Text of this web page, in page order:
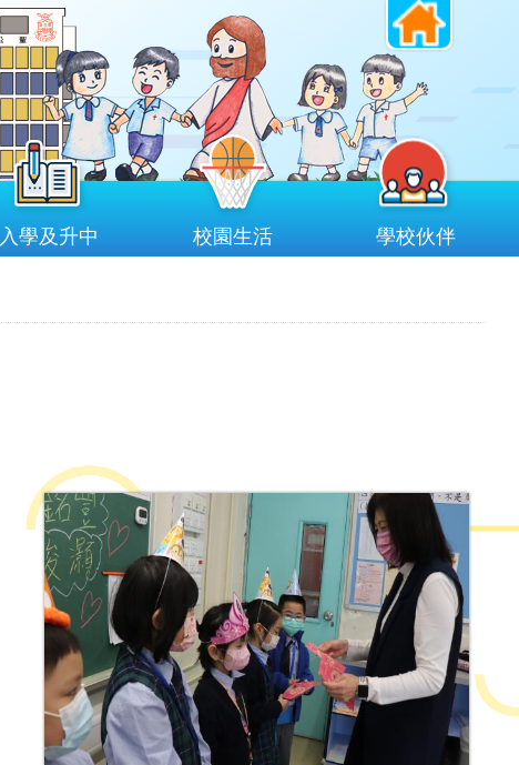
入學及升中 校園生活 學校伙伴